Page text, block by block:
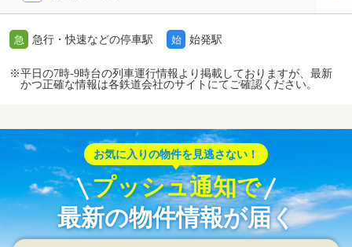
急 急行・快速などの停車駅 始 始発駅
※平日の7時-9時台の列車運行情報より掲載しておりますが、最新
かつ正確な情報は各鉄道会社のサイトにてご確認ください。
お気に入りの物件を見逃さない！
プッシュ通知で
最新の物件情報が届く